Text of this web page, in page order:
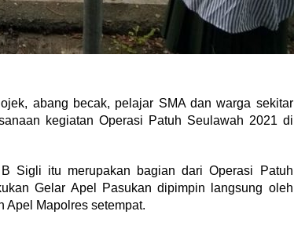
abang becak, pelajar SMA dan warga sekitar
kegiatan Operasi Patuh Seulawah 2021 di
Sigli itu merupakan bagian dari Operasi Patuh
Gelar Apel Pasukan dipimpin langsung oleh
Apel Mapolres setempat.